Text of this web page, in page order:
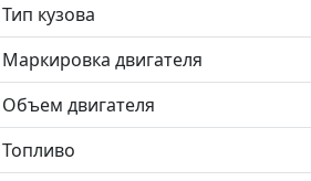
Тип кузова
Маркировка двигателя
Объем двигателя
Топливо